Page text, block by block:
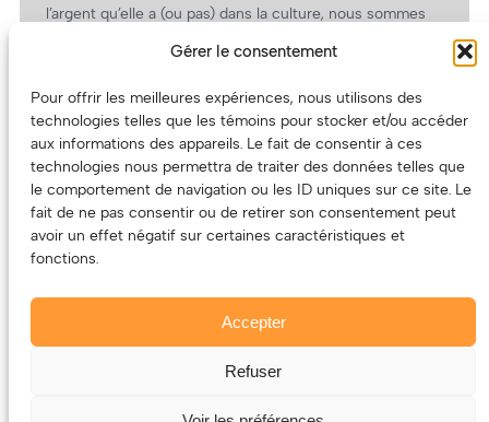
Gérer le consentement
Pour offrir les meilleures expériences, nous utilisons des
technologies telles que les témoins pour stocker et/ou accéder
aux informations des appareils. Le fait de consentir à ces
technologies nous permettra de traiter des données telles que
le comportement de navigation ou les ID uniques sur ce site. Le
fait de ne pas consentir ou de retirer son consentement peut
avoir un effet négatif sur certaines caractéristiques et
fonctions.
Accepter
Refuser
l’argent qu’elle a (ou pas) dans la culture, nous sommes
revient.
(Oui, on va avoir des tarifs spéciaux pour vous, les
artistes!)
Le contenu (texte et photos) appartient à ses créatrices et